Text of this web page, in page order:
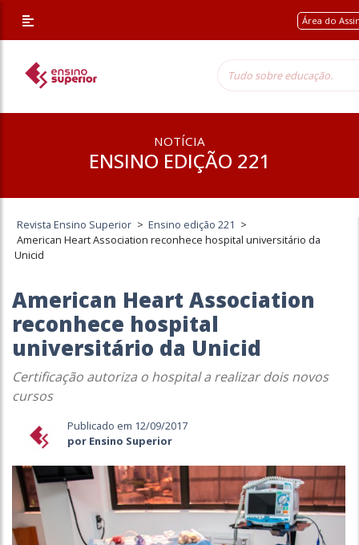
Área do
NOTÍCIA
ENSINO EDIÇÃO 221
Revista Ensino Superior > Ensino edição 221 >
American Heart Association reconhece hospital universitário da
Unicid
American Heart Association
reconhece hospital
universitário da Unicid
Certificação autoriza o hospital a realizar dois novos
cursos
Publicado em 12/09/2017
por Ensino Superior